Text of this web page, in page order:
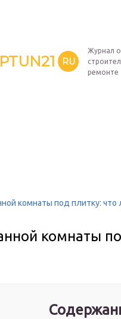
RU
Журнал о
ремонте
комнаты под плитку: что
комнаты